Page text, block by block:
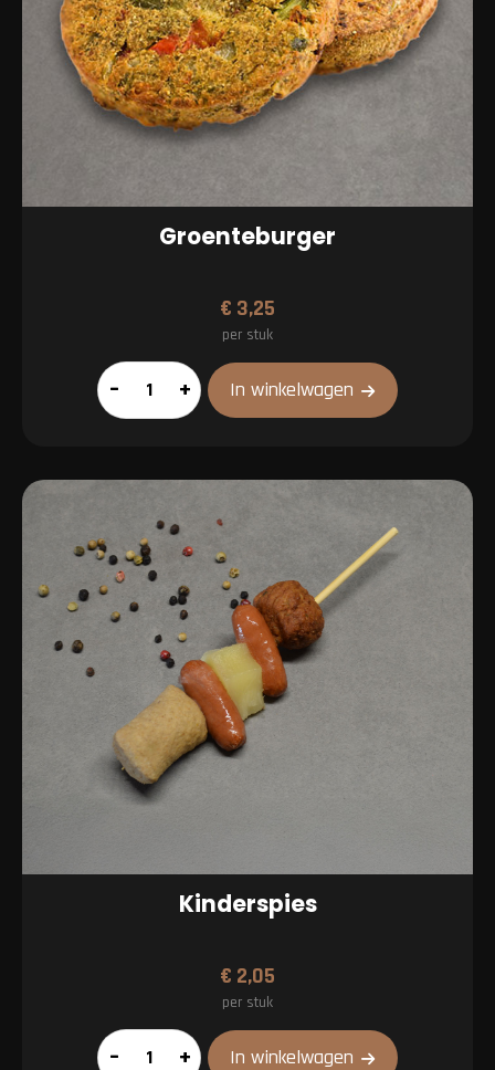
Groenteburger
€ 3,25
per stuk
Groenteburger
aantal
– + In winkelwagen
Kinderspies
€ 2,05
per stuk
Kinderspies
– + In winkelwagen